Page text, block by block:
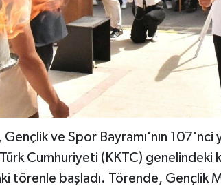
ve Spor Bayramı'nın 107'nci
Türk Cumhuriyeti (KKTC)
törenle başladı. Törende, Gençlik